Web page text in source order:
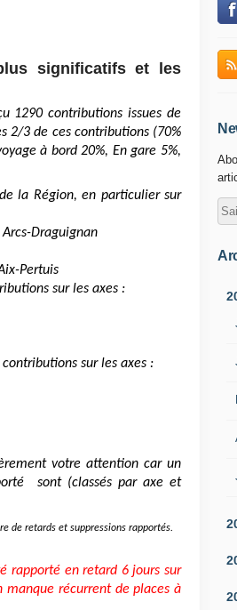
significatifs et les
1290 contributions issues de
2/3 de ces contributions (70%
à bord 20%, En gare 5%,
la Région, en particulier sur
Draguignan
Pertuis
sur les axes :
sur les axes :
votre attention car un
sont (classés par axe et
de retards et suppressions rapportés.
rapporté en retard 6 jours sur
manque récurrent de places à